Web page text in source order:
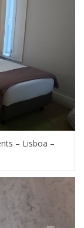
– Lisboa –